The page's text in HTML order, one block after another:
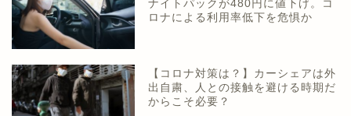
ナイトパックが480円に値下げ。コ
ロナによる利用率低下を危惧か
【コロナ対策は？】カーシェアは外
出自粛、人との接触を避ける時期だ
からこそ必要？